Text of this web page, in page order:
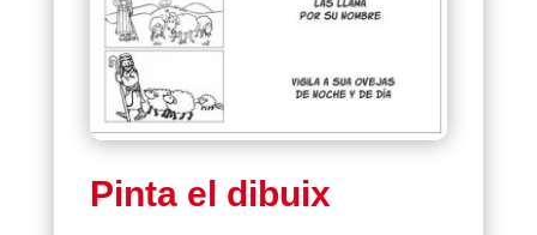
Pinta el dibuix